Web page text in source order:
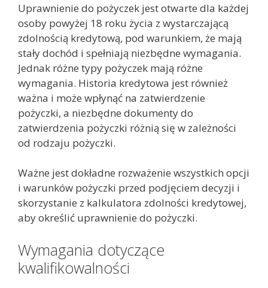
Uprawnienie do pożyczek jest otwarte dla każdej
osoby powyżej 18 roku życia z wystarczającą
zdolnością kredytową, pod warunkiem, że mają
stały dochód i spełniają niezbędne wymagania.
Jednak różne typy pożyczek mają różne
wymagania. Historia kredytowa jest również
ważna i może wpłynąć na zatwierdzenie
pożyczki, a niezbędne dokumenty do
zatwierdzenia pożyczki różnią się w zależności
od rodzaju pożyczki.
Ważne jest dokładne rozważenie wszystkich opcji
i warunków pożyczki przed podjęciem decyzji i
skorzystanie z kalkulatora zdolności kredytowej,
aby określić uprawnienie do pożyczki.
Wymagania dotyczące
kwalifikowalności